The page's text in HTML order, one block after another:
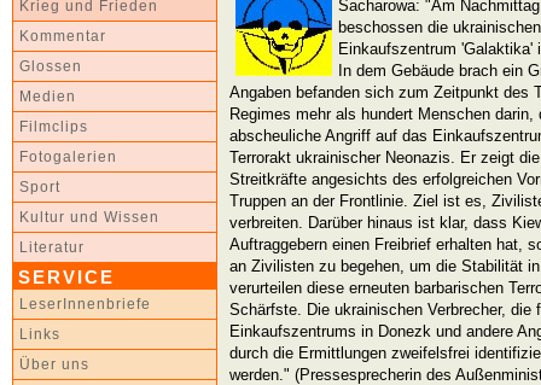
Krieg und Frieden
Kommentar
Glossen
Medien
Filmclips
Fotogalerien
Sport
Kultur und Wissen
Literatur
SERVICE
LeserInnenbriefe
Links
Über uns
Sacharowa: "Am
beschossen die
Einkaufszentrum
In dem Gebäude brach ein
Angaben befanden sich zum Zeitpunkt des
Regimes mehr als hundert Menschen darin,
abscheuliche Angriff auf das
Terrorakt ukrainischer Neonazis. Er zeigt
Streitkräfte angesichts des erfolgreichen
Truppen an der Frontlinie. Ziel ist es,
verbreiten. Darüber hinaus ist klar, dass
Auftraggebern einen Freibrief erhalten hat,
an Zivilisten zu begehen, um die Stabilität
verurteilen diese erneuten barbarischen
Schärfste. Die ukrainischen Verbrecher, die
Einkaufszentrums in Donezk und andere
durch die Ermittlungen zweifelsfrei
werden." (Pressesprecherin des